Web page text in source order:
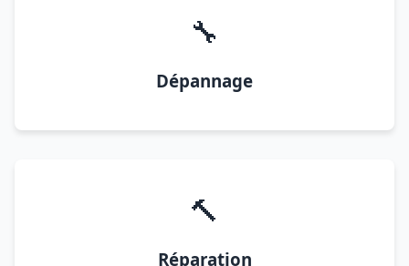
🔧
Dépannage
🔨
Réparation